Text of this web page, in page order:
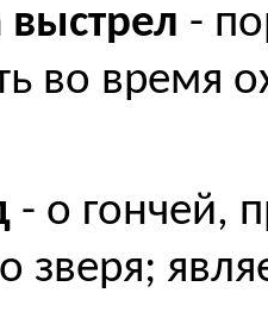
выстрел -
во время
- о гончей,
зверя;